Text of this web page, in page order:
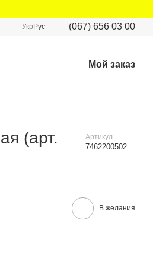
Укр Рус (067) 656 03 00
Мой заказ
(арт.
Артикул
7462200502
В желания